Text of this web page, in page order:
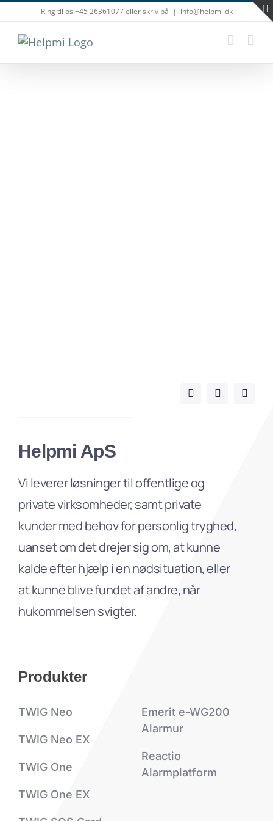
to
content
Ring til os +45 26361077 eller skriv på | info@helpmi.dk
Helpmi ApS
Vi leverer løsninger til offentlige og
private virksomheder, samt private
kunder med behov for personlig tryghed,
uanset om det drejer sig om, at kunne
kalde efter hjælp i en nødsituation, eller
at kunne blive fundet af andre, når
hukommelsen svigter.
Produkter
TWIG Neo
TWIG Neo EX
TWIG One
TWIG One EX
Emerit e-WG200
Alarmur
Reactio
Alarmplatform